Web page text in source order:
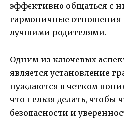
эффективно общаться с
гармоничные отношения
лучшими родителями.
Одним из ключевых
является установление
нуждаются в четком
что нельзя делать, чтобы
безопасности и